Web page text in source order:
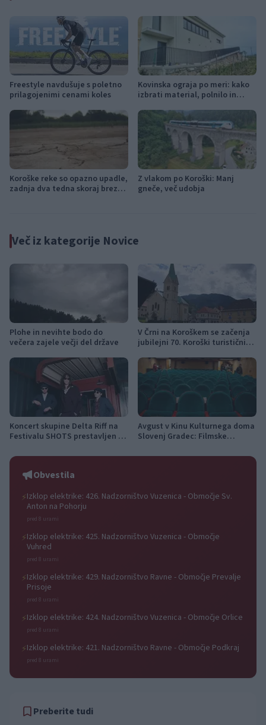
Freestyle navdušuje s poletno
prilagojenimi cenami koles
Kovinska ograja po meri: kako
izbrati material, polnilo in
Koroške reke so opazno upadle,
zadnja dva tedna skoraj brez
Z vlakom po Koroški: Manj
gneče, več udobja
Več iz kategorije Novice
Plohe in nevihte bodo do
večera zajele večji del države
V Črni na Koroškem se začenja
jubilejni 70. Koroški turistični
Koncert skupine Delta Riff na
Festivalu SHOTS prestavljen na
Avgust v Kinu Kulturnega doma
Slovenj Gradec: Filmske
počitniški kino
Obvestila
⚡Izklop elektrike: 426. Nadzorništvo Vuzenica - Območje Sv.
Anton na Pohorju
pred 8 urami
⚡Izklop elektrike: 425. Nadzorništvo Vuzenica - Območje
Vuhred
pred 8 urami
⚡Izklop elektrike: 429. Nadzorništvo Ravne - Območje Prevalje
Prisoje
pred 8 urami
⚡Izklop elektrike: 424. Nadzorništvo Vuzenica - Območje Orlice
pred 8 urami
⚡Izklop elektrike: 421. Nadzorništvo Ravne - Območje Podkraj
pred 8 urami
Preberite tudi